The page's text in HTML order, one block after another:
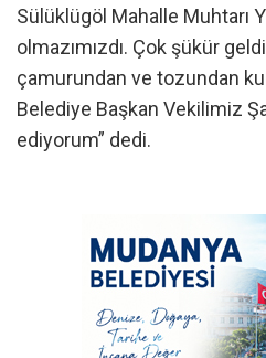
Sülüklügöl Mahalle Muhtarı
olmazımızdı. Çok şükür
çamurundan ve tozundan
Belediye Başkan Vekilimiz
ediyorum” dedi.